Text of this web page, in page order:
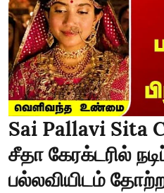
Sai Pallavi Sita
சீதா கேரக்டரில்
பல்லவியிடம் தோற்ற